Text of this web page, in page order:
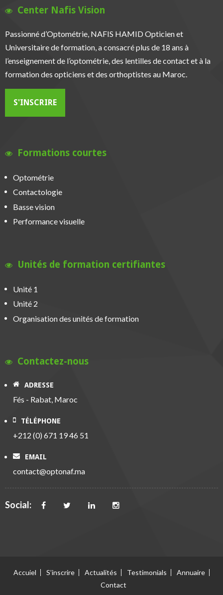
Center Nafis Vision
Passionné d’Optométrie, NAFIS HAMID Opticien et
Universitaire de formation, a consacré plus de 18 ans à
l’enseignement de l’optométrie, des lentilles de contact et à la
formation des opticiens et des orthoptistes au Maroc.
S'INSCRIRE
Formations courtes
Optométrie
Contactologie
Basse vision
Performance visuelle
Unités de formation certifiantes
Unité 1
Unité 2
Organisation des unités de formation
Contactez-nous
ADRESSE
Fés - Rabat, Maroc
TÉLÉPHONE
+212 (0) 671 19 46 51
EMAIL
contact@optonaf.ma
Social:
Accuiel S’inscrire Actualités Testimonials
Annuaire
Contact